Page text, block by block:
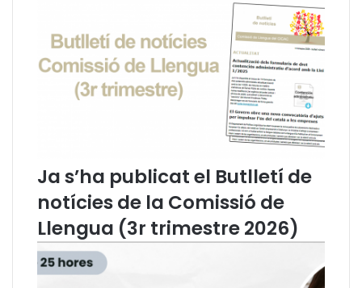
a
l
:
e
n
v
i
r
a
,
o
s
s
e
s
Ja s’ha publicat el Butlletí de
notícies de la Comissió de
Llengua (3r trimestre 2026)